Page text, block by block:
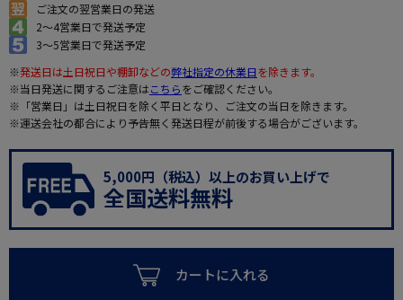
ご注文の翌営業日の発送
2～4営業日で発送予定
3～5営業日で発送予定
※発送日は土日祝日や棚卸などの弊社指定の休業日を除きます。
※当日発送に関するご注意はこちらをご確認ください。
※「営業日」は土日祝日を除く平日となり、ご注文の当日を除きます。
※運送会社の都合により予告無く発送日程が前後する場合がございます。
5,000円（税込）以上のお買い上げで
全国送料無料
カートに入れる